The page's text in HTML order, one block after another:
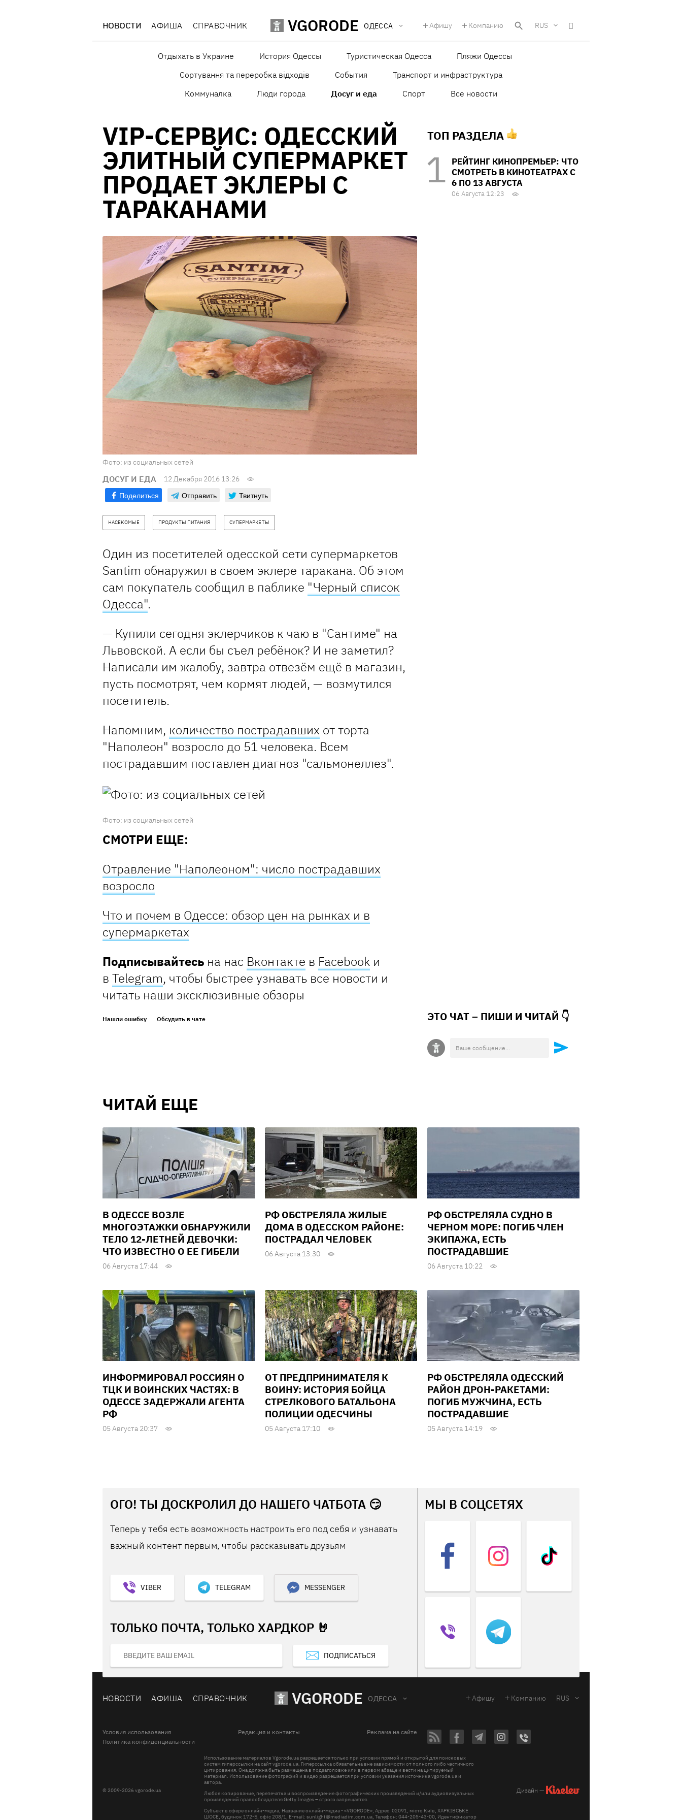
НОВОСТИ АФИША СПРАВОЧНИК VGORODE ОДЕССА Афишу Компанию RUS
Отдыхать в Украине История Одессы Туристическая Одесса
Пляжи Одессы
Сортування та переробка відходів
События
Транспорт и инфраструктура
Коммуналка
Люди города Досуг и еда Спорт Все новости
VIP-СЕРВИС: ОДЕССКИЙ
ЭЛИТНЫЙ СУПЕРМАРКЕТ
ПРОДАЕТ ЭКЛЕРЫ С
ТАРАКАНАМИ
Фото: из социальных сетей
ДОСУГ И ЕДА 12 Декабря 2016 13:26
Поделиться Отправить Твитнуть
НАСЕКОМЫЕ ПРОДУКТЫ ПИТАНИЯ СУПЕРМАРКЕТЫ
Один из посетителей одесской сети супермаркетов
Santim обнаружил в своем эклере таракана. Об этом
сам покупатель сообщил в паблике "Черный список
Одесса".
— Купили сегодня эклерчиков к чаю в "Сантиме" на
Львовской. А если бы съел ребёнок? И не заметил?
Написали им жалобу, завтра отвезём ещё в магазин,
пусть посмотрят, чем кормят людей, — возмутился
посетитель.
Напомним, количество пострадавших от торта
"Наполеон" возросло до 51 человека. Всем
пострадавшим поставлен диагноз "сальмонеллез".
Фото: из социальных сетей
СМОТРИ ЕЩЕ:
Отравление "Наполеоном": число пострадавших
возросло
Что и почем в Одессе: обзор цен на рынках и в
супермаркетах
Подписывайтесь на нас Вконтакте в Facebook и
в Telegram, чтобы быстрее узнавать все новости и
читать наши эксклюзивные обзоры
Нашли ошибку Обсудить в чате
ТОП РАЗДЕЛА
РЕЙТИНГ КИНОПРЕМЬЕР: ЧТО
СМОТРЕТЬ В КИНОТЕАТРАХ С
6 ПО 13 АВГУСТА
06 Августа 12:23
ЭТО ЧАТ – ПИШИ И ЧИТАЙ 👇
ЧИТАЙ ЕЩЕ
В ОДЕССЕ ВОЗЛЕ
МНОГОЭТАЖКИ ОБНАРУЖИЛИ
ТЕЛО 12-ЛЕТНЕЙ ДЕВОЧКИ:
ЧТО ИЗВЕСТНО О ЕЕ ГИБЕЛИ
06 Августа 17:44
РФ ОБСТРЕЛЯЛА ЖИЛЫЕ
ДОМА В ОДЕССКОМ РАЙОНЕ:
ПОСТРАДАЛ ЧЕЛОВЕК
06 Августа 13:30
РФ ОБСТРЕЛЯЛА СУДНО В
ЧЕРНОМ МОРЕ: ПОГИБ ЧЛЕН
ЭКИПАЖА, ЕСТЬ
ПОСТРАДАВШИЕ
06 Августа 10:22
ИНФОРМИРОВАЛ РОССИЯН О
ТЦК И ВОИНСКИХ ЧАСТЯХ: В
ОДЕССЕ ЗАДЕРЖАЛИ АГЕНТА
РФ
05 Августа 20:37
ОТ ПРЕДПРИНИМАТЕЛЯ К
ВОИНУ: ИСТОРИЯ БОЙЦА
СТРЕЛКОВОГО БАТАЛЬОНА
ПОЛИЦИИ ОДЕСЧИНЫ
05 Августа 17:10
РФ ОБСТРЕЛЯЛА ОДЕССКИЙ
РАЙОН ДРОН-РАКЕТАМИ:
ПОГИБ МУЖЧИНА, ЕСТЬ
ПОСТРАДАВШИЕ
05 Августа 14:19
ОГО! ТЫ ДОСКРОЛИЛ ДО НАШЕГО ЧАТБОТА 😏
Теперь у тебя есть возможность настроить его под себя и узнавать
важный контент первым, чтобы рассказывать друзьям
VIBER TELEGRAM MESSENGER
ТОЛЬКО ПОЧТА, ТОЛЬКО ХАРДКОР 🤘
ПОДПИСАТЬСЯ
МЫ В СОЦСЕТЯХ
НОВОСТИ АФИША СПРАВОЧНИК VGORODE ОДЕССА Афишу Компанию RUS
Условия использования Редакция и контакты
Реклама на сайте
Политика конфиденциальности
© 2009-2026 vgorode.ua
Использование материалов Vgorode.ua разрешается только при условии прямой и открытой для поисковых
систем гиперссылки на сайт vgorode.ua. Гиперссылка обязательна вне зависимости от полного либо частичного
цитирования. Она должна быть размещена в подзаголовке или в первом абзаце и вести на цитируемый
материал. Использование фотографий и видео разрешается при условии указания источника vgorode.ua и
автора.
Любое копирование, перепечатка и воспроизведение фотографических произведений и/или аудиовизуальных
произведений правообладателя Getty Images – строго запрещается.
Субъект в сфере онлайн-медиа, Название онлайн-медиа - «VGORODE», Адрес: 02091, місто Київ, ХАРКІВСЬКЕ
ШОСЕ, будинок 172-Б, офіс 208/1, E-mail: sunlight@mediadim.com.ua, Телефон: 044-205-43-00, Идентификатор
Дизайн —